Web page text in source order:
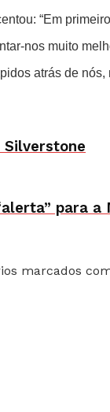
“Em
nos muito
atrás de
para
marcados